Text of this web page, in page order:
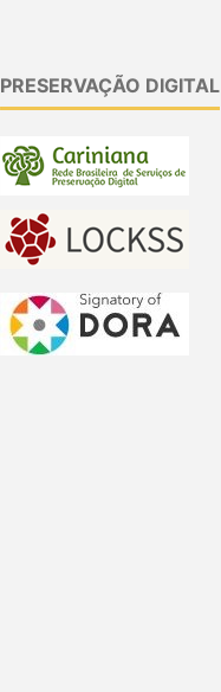
PRESERVAÇÃO DIGITAL